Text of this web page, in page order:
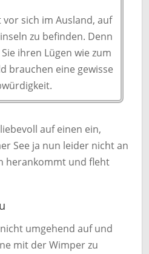
sich im Ausland, auf
zu befinden. Denn
ihren Lügen wie zum
brauchen eine gewisse
auf einen ein,
See ja nun leider nicht an
herankommt und fleht
umgehend auf und
mit der Wimper zu